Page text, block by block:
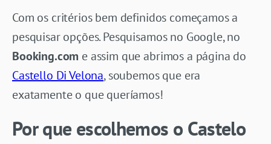
Com os critérios bem definidos começamos a
pesquisar opções. Pesquisamos no Google, no
Booking.com e assim que abrimos a página do
Castello Di Velona, soubemos que era
exatamente o que queríamos!
Por que escolhemos o Castelo